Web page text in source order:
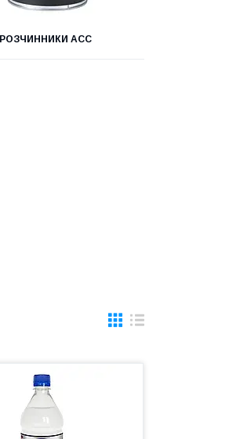
РОЗЧИННИКИ ACC